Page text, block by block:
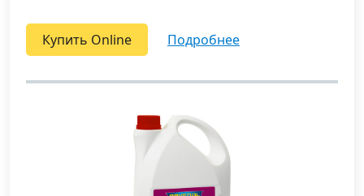
Купить Online подробнее